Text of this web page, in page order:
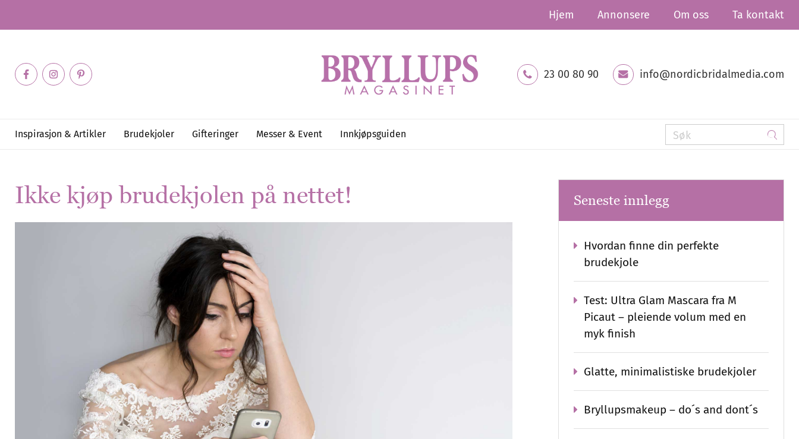
Hjem Annonsere Om oss Ta kontakt
23 00 80 90 info@nordicbridalmedia.com
Inspirasjon & Artikler Brudekjoler Gifteringer Messer & Event Innkjøpsguiden
Ikke kjøp brudekjolen på nettet! Seneste innlegg
Hvordan finne din perfekte
brudekjole
Test: Ultra Glam Mascara fra M
Picaut – pleiende volum med en
myk finish
Glatte, minimalistiske brudekjoler
Bryllupsmakeup – do´s and dont´s